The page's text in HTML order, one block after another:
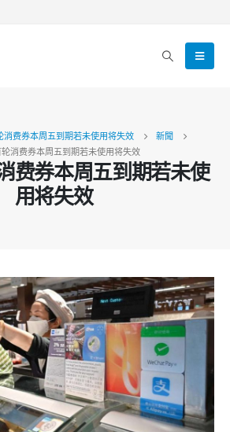
消费券本周五到期若未使用将失效
新聞
消费券本周五到期若未使用将失效
费券本周五到期若未使
用将失效